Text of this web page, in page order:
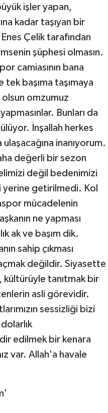
işler yapan,
kadar taşıyan bir
Çelik tarafından
şüphesi olmasın.
camiasının bana
başıma taşımaya
olsun omzumuz
Bunları da
İnşallah herkes
ulaşacağına inanıyorum.
değerli bir sezon
değil bedenimizi
yerine getirilmedi. Kol
mücadelenin
ne yapması
ak ve başım dik.
sahip çıkması
değildir. Siyasette
kültürüyle tanıtmak bir
asli görevidir.
sessizliği bizi
edilmek bir kenara
var. Allah'a havale